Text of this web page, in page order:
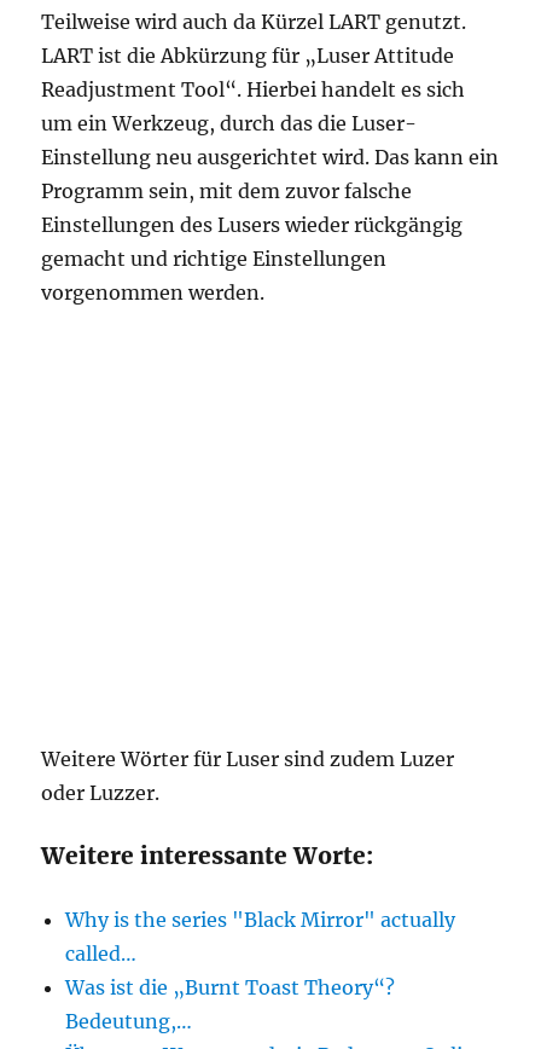
Teilweise wird auch da Kürzel LART genutzt.
LART ist die Abkürzung für „Luser Attitude
Readjustment Tool“. Hierbei handelt es sich
um ein Werkzeug, durch das die Luser-
Einstellung neu ausgerichtet wird. Das kann ein
Programm sein, mit dem zuvor falsche
Einstellungen des Lusers wieder rückgängig
gemacht und richtige Einstellungen
vorgenommen werden.
Weitere Wörter für Luser sind zudem Luzer
oder Luzzer.
Weitere interessante Worte:
Why is the series "Black Mirror" actually
called…
Was ist die „Burnt Toast Theory“?
Bedeutung,…